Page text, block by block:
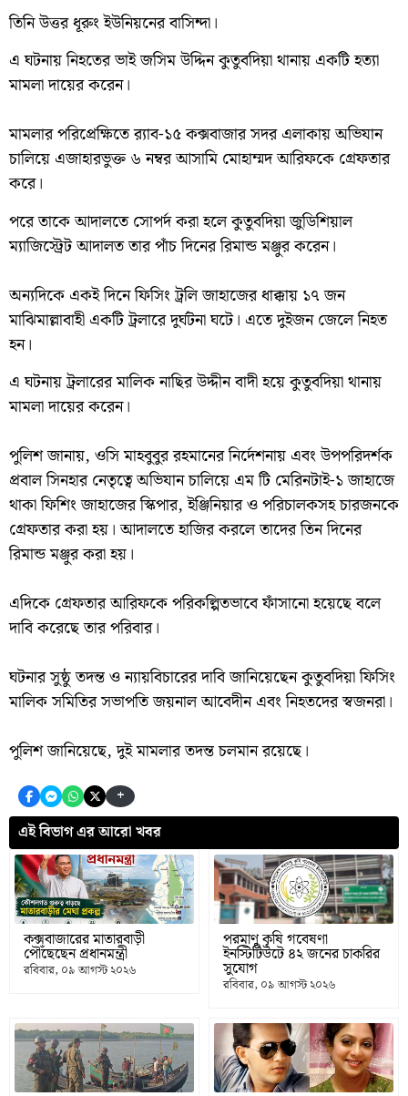
তিনি উত্তর ধূরুং ইউনিয়নের বাসিন্দা।
এ ঘটনায় নিহতের ভাই জসিম উদ্দিন কুতুবদিয়া থানায় একটি হত্যা
মামলা দায়ের করেন।
‎মামলার পরিপ্রেক্ষিতে র‍্যাব-১৫ কক্সবাজার সদর এলাকায় অভিযান
চালিয়ে এজাহারভুক্ত ৬ নম্বর আসামি মোহাম্মদ আরিফকে গ্রেফতার
করে।
পরে তাকে আদালতে সোপর্দ করা হলে কুতুবদিয়া জুডিশিয়াল
ম্যাজিস্ট্রেট আদালত তার পাঁচ দিনের রিমান্ড মঞ্জুর করেন।
‎অন্যদিকে একই দিনে ফিসিং ট্রলি জাহাজের ধাক্কায় ১৭ জন
মাঝিমাল্লাবাহী একটি ট্রলারে দুর্ঘটনা ঘটে। এতে দুইজন জেলে নিহত
হন।
এ ঘটনায় ট্রলারের মালিক নাছির উদ্দীন বাদী হয়ে কুতুবদিয়া থানায়
মামলা দায়ের করেন।
‎পুলিশ জানায়, ওসি মাহবুবুর রহমানের নির্দেশনায় এবং উপপরিদর্শক
প্রবাল সিনহার নেতৃত্বে অভিযান চালিয়ে এম টি মেরিনটাই-১ জাহাজে
থাকা ফিশিং জাহাজের স্কিপার, ইঞ্জিনিয়ার ও পরিচালকসহ চারজনকে
গ্রেফতার করা হয়। আদালতে হাজির করলে তাদের তিন দিনের
রিমান্ড মঞ্জুর করা হয়।
‎এদিকে গ্রেফতার আরিফকে পরিকল্পিতভাবে ফাঁসানো হয়েছে বলে
দাবি করেছে তার পরিবার।
‎ঘটনার সুষ্ঠু তদন্ত ও ন্যায়বিচারের দাবি জানিয়েছেন কুতুবদিয়া ফিসিং
মালিক সমিতির সভাপতি জয়নাল আবেদীন এবং নিহতদের স্বজনরা।
‎পুলিশ জানিয়েছে, দুই মামলার তদন্ত চলমান রয়েছে।
+
এই বিভাগ এর আরো খবর
কক্সবাজারের মাতারবাড়ী
পৌঁছেছেন প্রধানমন্ত্রী
রবিবার, ০৯ আগস্ট ২০২৬
পরমাণু কৃষি গবেষণা
ইনস্টিটিউটে ৪২ জনের চাকরির
সুযোগ
রবিবার, ০৯ আগস্ট ২০২৬